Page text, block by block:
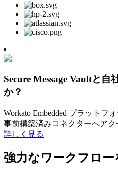
Secure Message Vaultと
か？
Workato Embedded プラットフ
事前構築済みコネクターへアク
詳しく見る
強力なワークフロー